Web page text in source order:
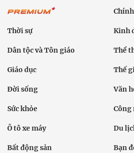
Thời sự Kinh
Dân tộc và Tôn giáo Thể
Giáo dục Thế
Đời sống Văn
Sức khỏe Công
Ô tô xe máy Du
Bất động sản Bạn